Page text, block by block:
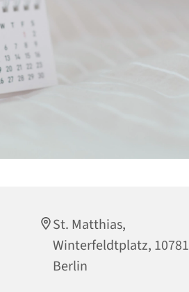
St. Matthias,
Winterfeldtplatz, 10781
Berlin